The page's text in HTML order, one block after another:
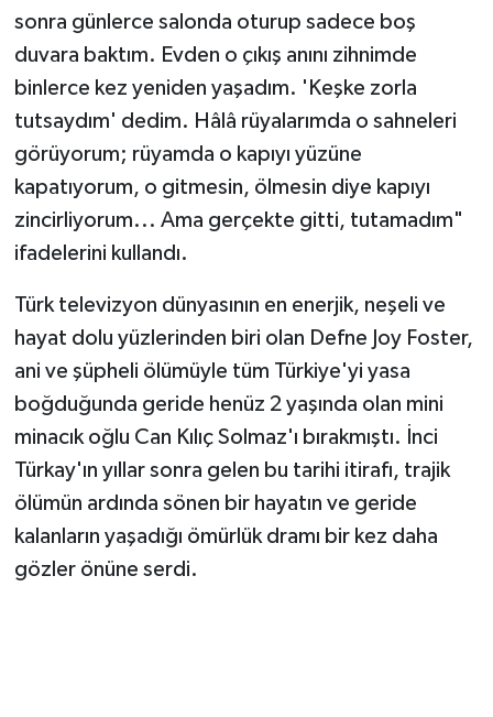
sonra günlerce salonda oturup sadece boş
duvara baktım. Evden o çıkış anını zihnimde
binlerce kez yeniden yaşadım. 'Keşke zorla
tutsaydım' dedim. Hâlâ rüyalarımda o sahneleri
görüyorum; rüyamda o kapıyı yüzüne
kapatıyorum, o gitmesin, ölmesin diye kapıyı
zincirliyorum... Ama gerçekte gitti, tutamadım"
ifadelerini kullandı.
Türk televizyon dünyasının en enerjik, neşeli ve
hayat dolu yüzlerinden biri olan Defne Joy Foster,
ani ve şüpheli ölümüyle tüm Türkiye'yi yasa
boğduğunda geride henüz 2 yaşında olan mini
minacık oğlu Can Kılıç Solmaz'ı bırakmıştı. İnci
Türkay'ın yıllar sonra gelen bu tarihi itirafı, trajik
ölümün ardında sönen bir hayatın ve geride
kalanların yaşadığı ömürlük dramı bir kez daha
gözler önüne serdi.